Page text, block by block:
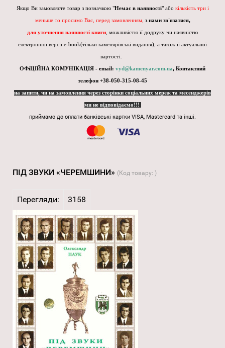
Якщо Ви замовляєте товар з позначкою "Немає в наявності" або кількість три і
меньше то просимо Вас, перед замовленням, з нами зв'язатися,
для уточнення наявності книги , можливістю її додруку чи наявністю
електронної версії e-book(тільки каменярівські видання), а також її актуальної
вартості.
ОФіЦІЙНА КОМУНІКАЦІЯ - email: vyd@kamenyar.com.ua, Контактний
телефон +38-050-315-08-45
на запити, чи на замовлення через сторінки соціальних мереж та месенджерів
ми не відповідаємо!!!
приймамо до оплати банківські картки VISA, Mastercard та інші.
ПІД ЗВУКИ «ЧЕРЕМШИНИ» (Код товару: )
Перегляди: 3158